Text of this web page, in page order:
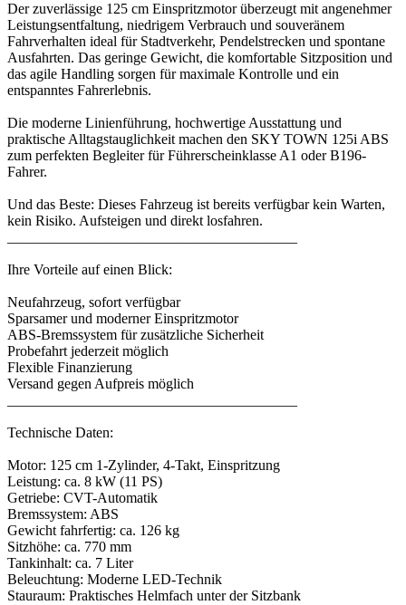
Der zuverlässige 125 cm Einspritzmotor überzeugt mit angenehmer
Leistungsentfaltung, niedrigem Verbrauch und souveränem
Fahrverhalten ideal für Stadtverkehr, Pendelstrecken und spontane
Ausfahrten. Das geringe Gewicht, die komfortable Sitzposition und
das agile Handling sorgen für maximale Kontrolle und ein
entspanntes Fahrerlebnis.
Die moderne Linienführung, hochwertige Ausstattung und
praktische Alltagstauglichkeit machen den SKY TOWN 125i ABS
zum perfekten Begleiter für Führerscheinklasse A1 oder B196-
Fahrer.
Und das Beste: Dieses Fahrzeug ist bereits verfügbar kein Warten,
kein Risiko. Aufsteigen und direkt losfahren.
Ihre Vorteile auf einen Blick:
Neufahrzeug, sofort verfügbar
Sparsamer und moderner Einspritzmotor
ABS-Bremssystem für zusätzliche Sicherheit
Probefahrt jederzeit möglich
Flexible Finanzierung
Versand gegen Aufpreis möglich
Technische Daten:
Motor: 125 cm 1-Zylinder, 4-Takt, Einspritzung
Leistung: ca. 8 kW (11 PS)
Getriebe: CVT-Automatik
Bremssystem: ABS
Gewicht fahrfertig: ca. 126 kg
Sitzhöhe: ca. 770 mm
Tankinhalt: ca. 7 Liter
Beleuchtung: Moderne LED-Technik
Stauraum: Praktisches Helmfach unter der Sitzbank